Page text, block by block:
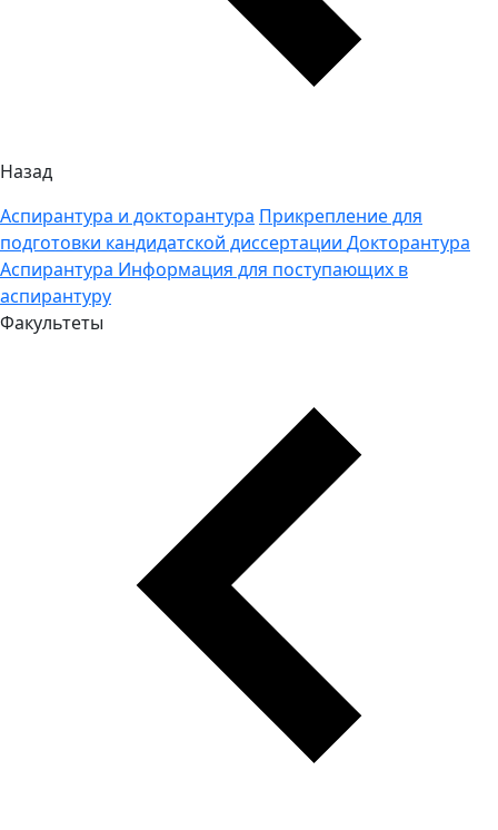
Назад
Аспирантура и докторантура Прикрепление для
подготовки кандидатской диссертации Докторантура
Аспирантура Информация для поступающих в
аспирантуру
Факультеты